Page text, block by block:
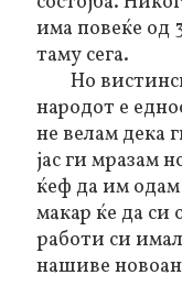
има повеќе од
таму сега.
Но
народот е
не велам дека
јас ги мразам
ќеф да им
макар ќе да си
работи си
нашиве